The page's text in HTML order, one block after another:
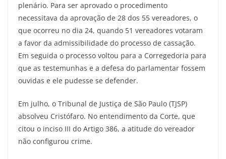
plenário. Para ser aprovado o procedimento
necessitava da aprovação de 28 dos 55 vereadores, o
que ocorreu no dia 24, quando 51 vereadores votaram
a favor da admissibilidade do processo de cassação.
Em seguida o processo voltou para a Corregedoria para
que as testemunhas e a defesa do parlamentar fossem
ouvidas e ele pudesse se defender.
Em julho, o Tribunal de Justiça de São Paulo (TJSP)
absolveu Cristófaro. No entendimento da Corte, que
citou o inciso III do Artigo 386, a atitude do vereador
não configurou crime.